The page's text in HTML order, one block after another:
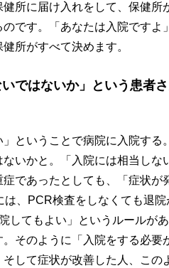
所に届け入れをして、保健所
です。「あなたは入院ですよ
所がすべて決めます。
いではないか」という患者
ということで病院に入院する
いかと。「入院には相当しな
であったとしても、「症状が
は、PCR検査をしなくても退
してもよい」というルールが
そのように「入院をする必要
して症状が改善した人、こ